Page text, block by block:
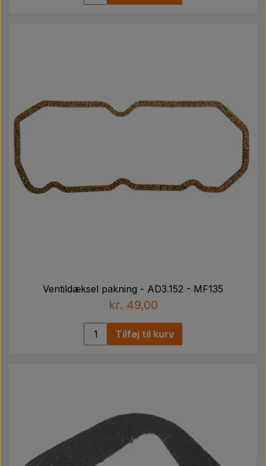
Ventildæksel pakning - AD3.152 - MF135
kr. 49,00
Tilføj til kurv